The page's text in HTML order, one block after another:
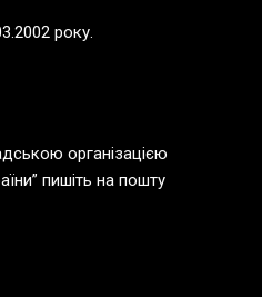
року.
організацією
пишіть на пошту